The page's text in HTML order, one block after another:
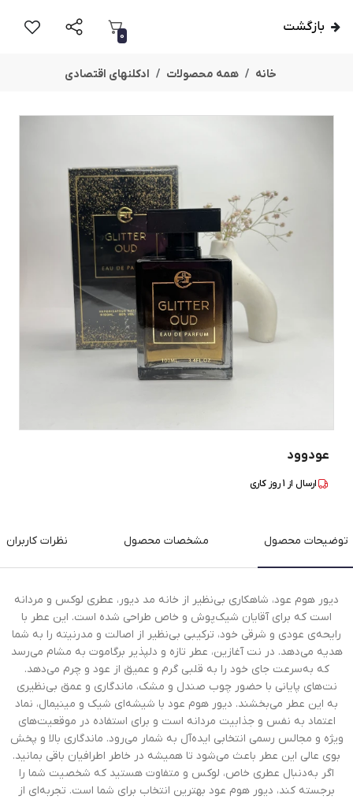
بازگشت
0
خانه همه محصولات ادکلنهای اقتصادی
عودوود
ارسال از 1روز کاری
توضیحات محصول مشخصات محصول نظرات کاربران
دیور هوم عود، شاهکاری بی‌نظیر از خانه مد دیور، عطری لوکس و مردانه
است که برای آقایان شیک‌پوش و خاص طراحی شده است. این عطر با
رایحه‌ی عودی و شرقی خود، ترکیبی بی‌نظیر از اصالت و مدرنیته را به شما
هدیه می‌دهد. در نت آغازین، عطر تازه و دلپذیر برگاموت به مشام می‌رسد
که به‌سرعت جای خود را به قلبی گرم و عمیق از عود و چرم می‌دهد.
نت‌های پایانی با حضور چوب صندل و مشک، ماندگاری و عمق بی‌نظیری
به این عطر می‌بخشند. دیور هوم عود با شیشه‌ای شیک و مینیمال، نماد
اعتماد به نفس و جذابیت مردانه است و برای استفاده در موقعیت‌های
ویژه و مجالس رسمی انتخابی ایده‌آل به شمار می‌رود. ماندگاری بالا و پخش
بوی عالی این عطر باعث می‌شود تا همیشه در خاطر اطرافیان باقی بمانید.
اگر به‌دنبال عطری خاص، لوکس و متفاوت هستید که شخصیت شما را
برجسته کند، دیور هوم عود بهترین انتخاب برای شما است. تجربه‌ای از